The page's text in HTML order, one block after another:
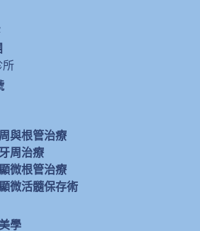
所
與根管治療
牙周治療
微根管治療
微活髓保存術
學